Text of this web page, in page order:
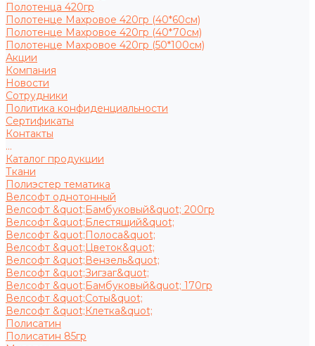
Полотенца 420гр
Полотенце Махровое 420гр (40*60см)
Полотенце Махровое 420гр (40*70см)
Полотенце Махровое 420гр (50*100см)
Акции
Компания
Новости
Сотрудники
Политика конфиденциальности
Сертификаты
Контакты
...
Каталог продукции
Ткани
Полиэстер тематика
Велсофт однотонный
Велсофт &quot;Бамбуковый&quot; 200гр
Велсофт &quot;Блестящий&quot;
Велсофт &quot;Полоса&quot;
Велсофт &quot;Цветок&quot;
Велсофт &quot;Вензель&quot;
Велсофт &quot;Зигзаг&quot;
Велсофт &quot;Бамбуковый&quot; 170гр
Велсофт &quot;Соты&quot;
Велсофт &quot;Клетка&quot;
Полисатин
Полисатин 85гр